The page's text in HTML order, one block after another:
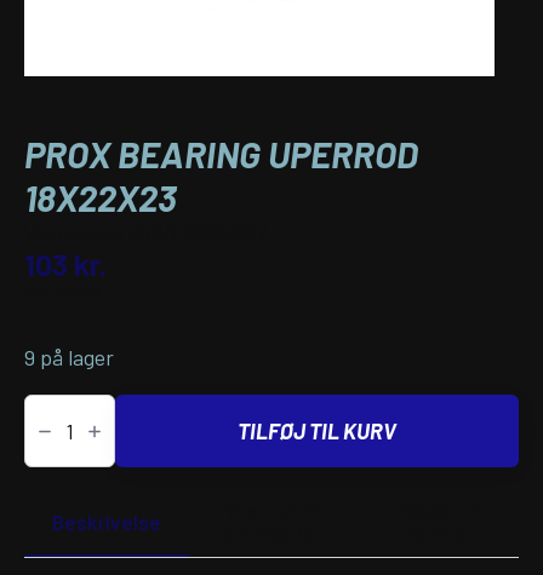
PROX BEARING UPERROD
18X22X23
103 kr.
9 på lager
PROX
BEARING
UPERROD
18x22x23
TILFØJ TIL KURV
Beskrivelse